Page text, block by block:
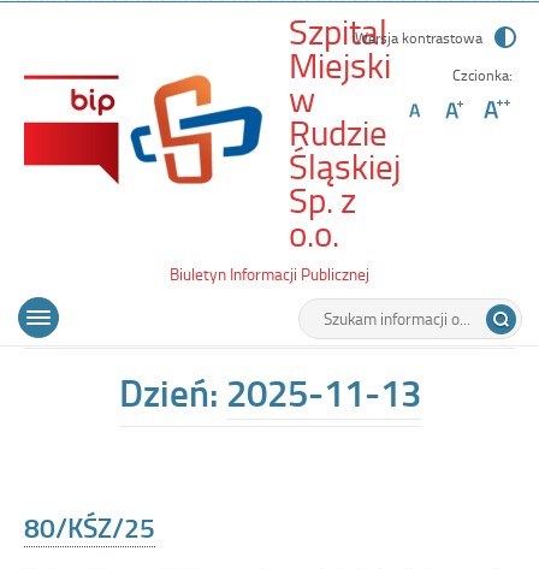
Szpital
Miejski
w
Rudzie
Śląskiej
Sp. z
o.o.
80/KŚZ/25
Biuletyn Informacji Publicznej
Wersja kontrastowa
Czcionka:
Wyszukiwarka
Tutaj
wpisz
Menu
główne
Otwórz
Dzień: 2025-11-13
80/KŚZ/25